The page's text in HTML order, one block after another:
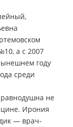
а с 2007
году
среди
не
Ирония
— врач-